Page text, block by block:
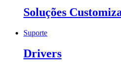
Soluções
Suporte
Drivers